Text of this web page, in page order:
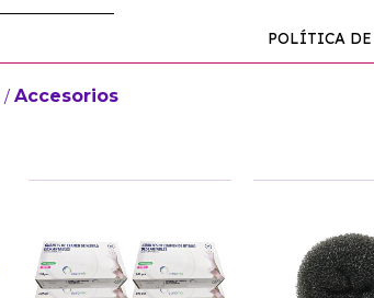
POLÍTICA
/ Accesorios